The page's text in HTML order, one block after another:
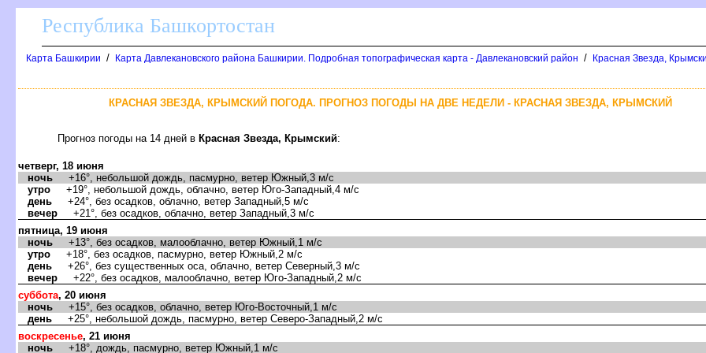
Республика Башкортостан
Карта Башкирии / Карта Давлекановского района Башкирии. Подробная топографическая карта - Давлекановский район / Красная Звезда,
КРАСНАЯ ЗВЕЗДА, КРЫМСКИЙ ПОГОДА. ПРОГНОЗ ПОГОДЫ НА ДВЕ НЕДЕЛИ - КРАСНАЯ ЗВЕЗДА, КРЫМСКИЙ
Прогноз погоды на 14 дней Красная Звезда, Крымский:
четверг, 18 июня
ночь +16°, небольшой дождь, пасмурно, ветер Южный,3 м/с
утро +19°, небольшой дождь, облачно, ветер Юго-Западный,4 м/с
день +24°, без осадков, облачно, ветер Западный,5 м/с
ечер +21°, без осадков, облачно, ветер Западный,3 м/с
пятница, 19 июня
ночь +13°, без осадков, малооблачно, ветер Южный,1 м/с
утро +18°, без осадков, пасмурно, ветер Южный,2 м/с
день +26°, без существенных оса, облачно, ветер Северный,3 м/с
ечер +22°, без осадков, малооблачно, ветер Юго-Западный,2 м/с
суббота, 20 июня
ночь +15°, без осадков, облачно, ветер Юго-Восточный,1 м/с
день +25°, небольшой дождь, пасмурно, ветер Северо-Западный,2 м/с
оскресенье, 21 июня
ночь +18°, дождь, пасмурно, ветер Южный,1 м/с